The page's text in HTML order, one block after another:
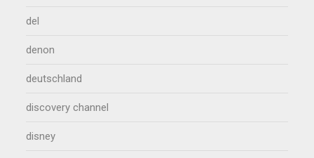
del
denon
deutschland
discovery channel
disney